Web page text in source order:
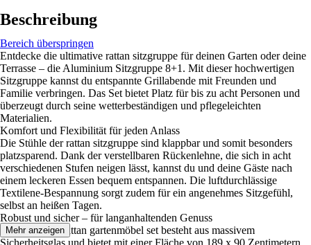
Beschreibung
Bereich überspringen
Entdecke die ultimative rattan sitzgruppe für deinen Garten oder deine
Terrasse – die Aluminium Sitzgruppe 8+1. Mit dieser hochwertigen
Sitzgruppe kannst du entspannte Grillabende mit Freunden und
Familie verbringen. Das Set bietet Platz für bis zu acht Personen und
überzeugt durch seine wetterbeständigen und pflegeleichten
Materialien.
Komfort und Flexibilität für jeden Anlass
Die Stühle der rattan sitzgruppe sind klappbar und somit besonders
platzsparend. Dank der verstellbaren Rückenlehne, die sich in acht
verschiedenen Stufen neigen lässt, kannst du und deine Gäste nach
einem leckeren Essen bequem entspannen. Die luftdurchlässige
Textilene-Bespannung sorgt zudem für ein angenehmes Sitzgefühl,
selbst an heißen Tagen.
Robust und sicher – für langanhaltenden Genuss
Der Tisch der rattan gartenmöbel set besteht aus massivem
Sicherheitsglas und bietet mit einer Fläche von 189 x 90 Zentimetern
Mehr anzeigen